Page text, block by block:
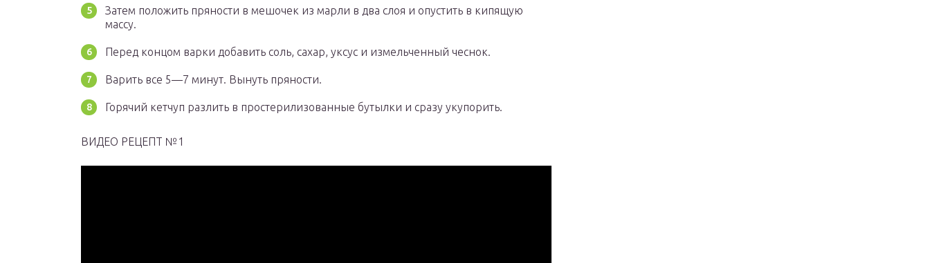
Затем положить пряности в мешочек из марли в два слоя и опустить в кипящую
массу.
Перед концом варки добавить соль, сахар, уксус и измельченный чеснок.
Варить все 5—7 минут. Вынуть пряности.
Горячий кетчуп разлить в простерилизованные бутылки и сразу укупорить.
ВИДЕО РЕЦЕПТ №1